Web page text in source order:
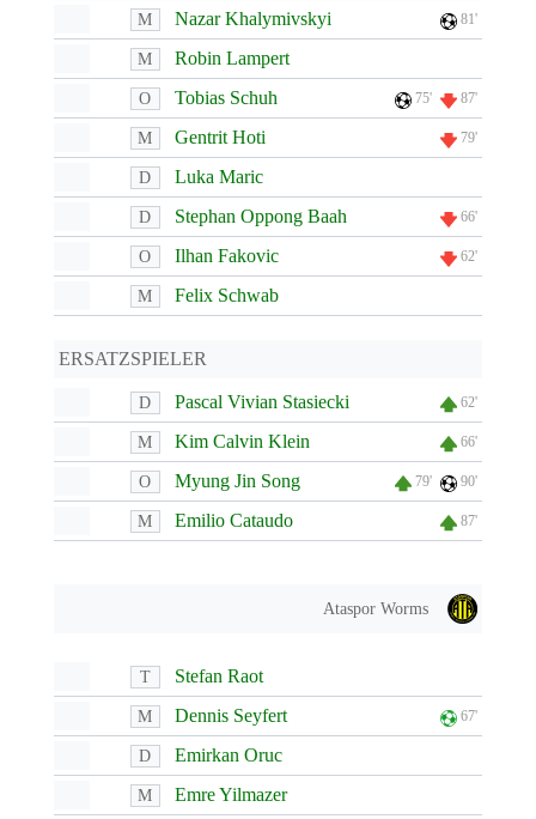
M Nazar Khalymivskyi 81'
M Robin Lampert
O Tobias Schuh 75' 87'
M Gentrit Hoti 79'
D Luka Maric
D Stephan Oppong Baah 66'
O Ilhan Fakovic 62'
M Felix Schwab
ERSATZSPIELER
D Pascal Vivian Stasiecki 62'
M Kim Calvin Klein 66'
O Myung Jin Song 79' 90'
M Emilio Cataudo 87'
Ataspor Worms
T Stefan Raot
M Dennis Seyfert 67'
D Emirkan Oruc
M Emre Yilmazer